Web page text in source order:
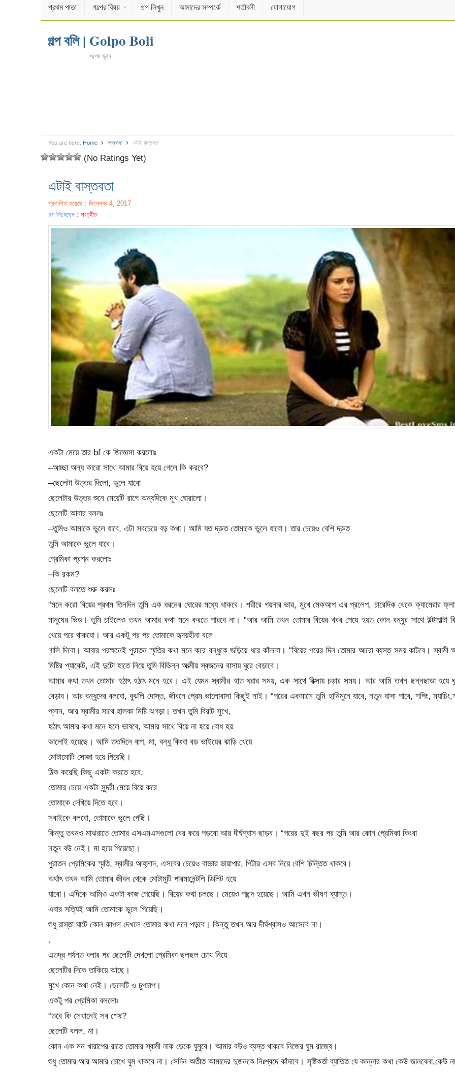
প্রথম পাতা গল্পের বিষয় গল্প লিখুন আমাদের সম্পর্কে শর্তাবলী যোগাযোগ
গল্প বলি | Golpo Boli
গল্পের ভুবন
You are here: Home ভালবাসা এটাই বাস্তবতা
(No Ratings Yet)
এটাই বাস্তবতা
প্রকাশিত হয়েছে : ডিসেম্বর 4, 2017
গল্প লিখেছেন : সংগৃহীত
একটা মেয়ে তার bf কে জিজ্ঞেসা করলোঃ
–আচ্ছা অন্য কারো সাথে আমার বিয়ে হয়ে গেলে কি করবে?
–ছেলেটা উত্তর দিলো, ভুলে যাবো
ছেলেটার উত্তর শুনে মেয়েটি রাগে অন্যদিকে মুখ ঘোরালো।
ছেলেটি আবার বললঃ
–তুমিও আমাকে ভুলে যাবে, এটা সবচেয়ে বড় কথা। আমি যত দ্রুত তোমাকে ভুলে যাবো। তার চেয়েও বেশি দ্রুত
তুমি আমাকে ভুলে যাবে।
প্রেমিকা প্রশ্ন করলোঃ
–কি রকম?
ছেলেটি বলতে শুরু করলঃ
“মনে করো বিয়ের প্রথম তিনদিন তুমি এক ধরনের ঘোরের মধ্যে থাকবে। শরীরে গয়নার ভার, মুখে মেকআপ এর প্রলেপ, চারেদিক থেকে ক্যামেরার
মানুষের ভিড়। তুমি চাইলেও তখন আমার কথা মনে করতে পারবে না। ”আর আমি তখন তোমার বিয়ের খবর পেয়ে হয়ত কোন বন্ধুর সাথে উল্টাপাল্টা
খেয়ে পরে থাকবো। আর একটু পর পর তোমাকে হৃদয়হীনা বলে
গালি দিবো। আবার পরক্ষনেই পুরাতন স্মৃতির কথা মনে করে বন্ধুকে জড়িয়ে ধরে কাঁদবো। “বিয়ের পরের দিন তোমার আরো ব্যস্ত সময় কাটবে। স্বামী
মিষ্টির প্যাকেট, এই দুটো হাতে নিয়ে তুমি বিভিন্ন আত্মীয় স্বজনের বাসায় ঘুরে বেড়াবে।
আমার কথা তখন তোমার হঠাৎ হঠাৎ মনে হবে। এই যেমন স্বামীর হাত ধরার সময়, এক সাথে রিক্সায় চড়ার সময়। আর আমি তখন ছন্নছাড়া হয়ে
বেড়াব। আর বন্ধুদের বলবো, বুঝলি দোস্ত, জীবনে প্রেম ভালোবাসা কিছুই নাই। “পরের একমাসে তুমি হানিমুনে যাবে, নতুন বাসা পাবে, শপিং,
প্লান, আর স্বামীর সাথে হালকা মিষ্টি ঝগড়া। তখন তুমি বিরাট সুখে,
হঠাৎ আমার কথা মনে হলে ভাববে, আমার সাথে বিয়ে না হয়ে বোধ হয়
ভালোই হয়েছে। আমি ততদিনে বাপ, মা, বন্ধু কিংবা বড় ভাইয়ের ঝাড়ি খেয়ে
মোটামোটি সোজা হয়ে গিয়েছি।
ঠিক করেছি কিছু একটা করতে হবে,
তোমার চেয়ে একটা সুন্দরী মেয়ে বিয়ে করে
তোমাকে দেখিয়ে দিতে হবে।
সবাইকে বলবো, তোমাকে ভুলে গেছি।
কিন্তু তখনও মাঝরাতে তোমার এসএমএসগুলো বের করে পড়বো আর দীর্ঘশ্বাস ছাড়ব। “পরের দুই বছর পর তুমি আর কোন প্রেমিকা কিংবা
নতুন বউ নেই। মা হয়ে গিয়েছো।
পুরাতন প্রেমিকের স্মৃতি, স্বামীর আহ্লাদ, এসবের চেয়েও বাচ্চার ডায়াপার, পিটার এসব নিয়ে বেশি চিন্তিত থাকবে।
অর্থাৎ তখন আমি তোমার জীবন থেকে মোটামুটি পারমানেন্টলি ডিলিট হয়ে
যাবো। এদিকে আমিও একটা কাজ পেয়েছি। বিয়ের কথা চলছে। মেয়েও পছন্দ হয়েছে। আমি এখন ভীষণ ব্যাস্ত।
এবার সত্যিই আমি তোমাকে ভুলে গিয়েছি।
শুধু রাস্তা ঘাটে কোন কাপল দেখলে তোমার কথা মনে পড়বে। কিন্তু তখন আর দীর্ঘশ্বাসও আসেবে না।
.
এতদূর পর্যন্ত বলার পর ছেলেটি দেখলো প্রেমিকা ছলছল চোখ নিয়ে
ছেলেটির দিকে তাকিয়ে আছে।
মুখে কোন কথা নেই। ছেলেটি ও চুপচাপ।
একটু পর প্রেমিকা বললোঃ
“তবে কি সেখানেই সব শেষ?
ছেলেটি বলল, না।
কোন এক মন খারাপের রাতে তোমার স্বামী নাক ডেকে ঘুমুবে। আমার বউও ব্যস্ত থাকবে নিজের ঘুম রাজ্যে।
শুধু তোমার আর আমার চোখে ঘুম থাকবে না। সেদিন অতীত আমাদের দুজনকে নিঃশ্বদে কাঁদাবে। সৃষ্টিকর্তা ব্যাতিত যে কান্নার কথা কেউ জানবেনা,কেউ না